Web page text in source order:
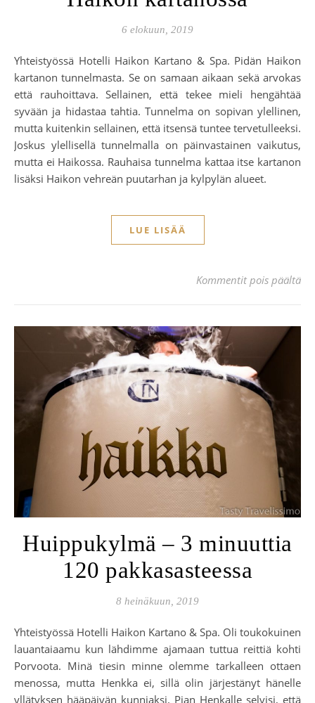
6 elokuun, 2019
Yhteistyössä Hotelli Haikon Kartano & Spa. Pidän Haikon
kartanon tunnelmasta. Se on samaan aikaan sekä arvokas
että rauhoittava. Sellainen, että tekee mieli hengähtää
syvään ja hidastaa tahtia. Tunnelma on sopivan ylellinen,
mutta kuitenkin sellainen, että itsensä tuntee tervetulleeksi.
Joskus ylellisellä tunnelmalla on päinvastainen vaikutus,
mutta ei Haikossa. Rauhaisa tunnelma kattaa itse kartanon
lisäksi Haikon vehreän puutarhan ja kylpylän alueet.
LUE LISÄÄ
Kommentit pois päältä
Huippukylmä – 3 minuuttia
120 pakkasasteessa
8 heinäkuun, 2019
Yhteistyössä Hotelli Haikon Kartano & Spa. Oli toukokuinen
lauantaiaamu kun lähdimme ajamaan tuttua reittiä kohti
Porvoota. Minä tiesin minne olemme tarkalleen ottaen
menossa, mutta Henkka ei, sillä olin järjestänyt hänelle
yllätyksen hääpäivän kunniaksi. Pian Henkalle selvisi, että